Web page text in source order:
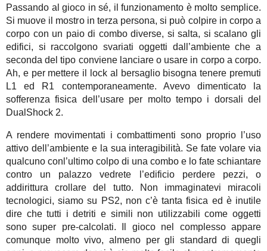
Passando al gioco in sé, il funzionamento è molto semplice.
Si muove il mostro in terza persona, si può colpire in corpo a
corpo con un paio di combo diverse, si salta, si scalano gli
edifici, si raccolgono svariati oggetti dall’ambiente che a
seconda del tipo conviene lanciare o usare in corpo a corpo.
Ah, e per mettere il lock al bersaglio bisogna tenere premuti
L1 ed R1 contemporaneamente. Avevo dimenticato la
sofferenza fisica dell’usare per molto tempo i dorsali del
DualShock 2.
A rendere movimentati i combattimenti sono proprio l’uso
attivo dell’ambiente e la sua interagibilità. Se fate volare via
qualcuno conl’ultimo colpo di una combo e lo fate schiantare
contro un palazzo vedrete l’edificio perdere pezzi, o
addirittura crollare del tutto. Non immaginatevi miracoli
tecnologici, siamo su PS2, non c’è tanta fisica ed è inutile
dire che tutti i detriti e simili non utilizzabili come oggetti
sono super pre-calcolati. Il gioco nel complesso appare
comunque molto vivo, almeno per gli standard di quegli